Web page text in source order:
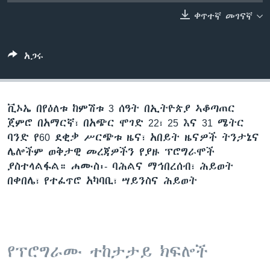
ቀጥተኛ መገናኛ
አጋሩ
ቪኦኤ በየዕለቱ ከምሽቱ 3 ሰዓት በኢትዮጵያ ኣቆጣጠር
ጀምሮ በአማርኛ፣ በአጭር ሞገድ 22፣ 25 እና 31 ሜትር
ባንድ የ60 ደቂቃ ሥርጭቱ ዜና፣ አበይት ዜናዎች ትንታኔና
ሌሎችም ወቅታዊ መረጃዎችን የያዙ ፕሮግራሞች
ያስተላልፋል። ሐሙስ፡- ባሕልና ማኅበረሰብ፣ ሕይወት
በቀበሌ፣ የተፈጥሮ አካባቢ፣ ሣይንስና ሕይወት
የፕሮግራሙ ተከታታይ ክፍሎች